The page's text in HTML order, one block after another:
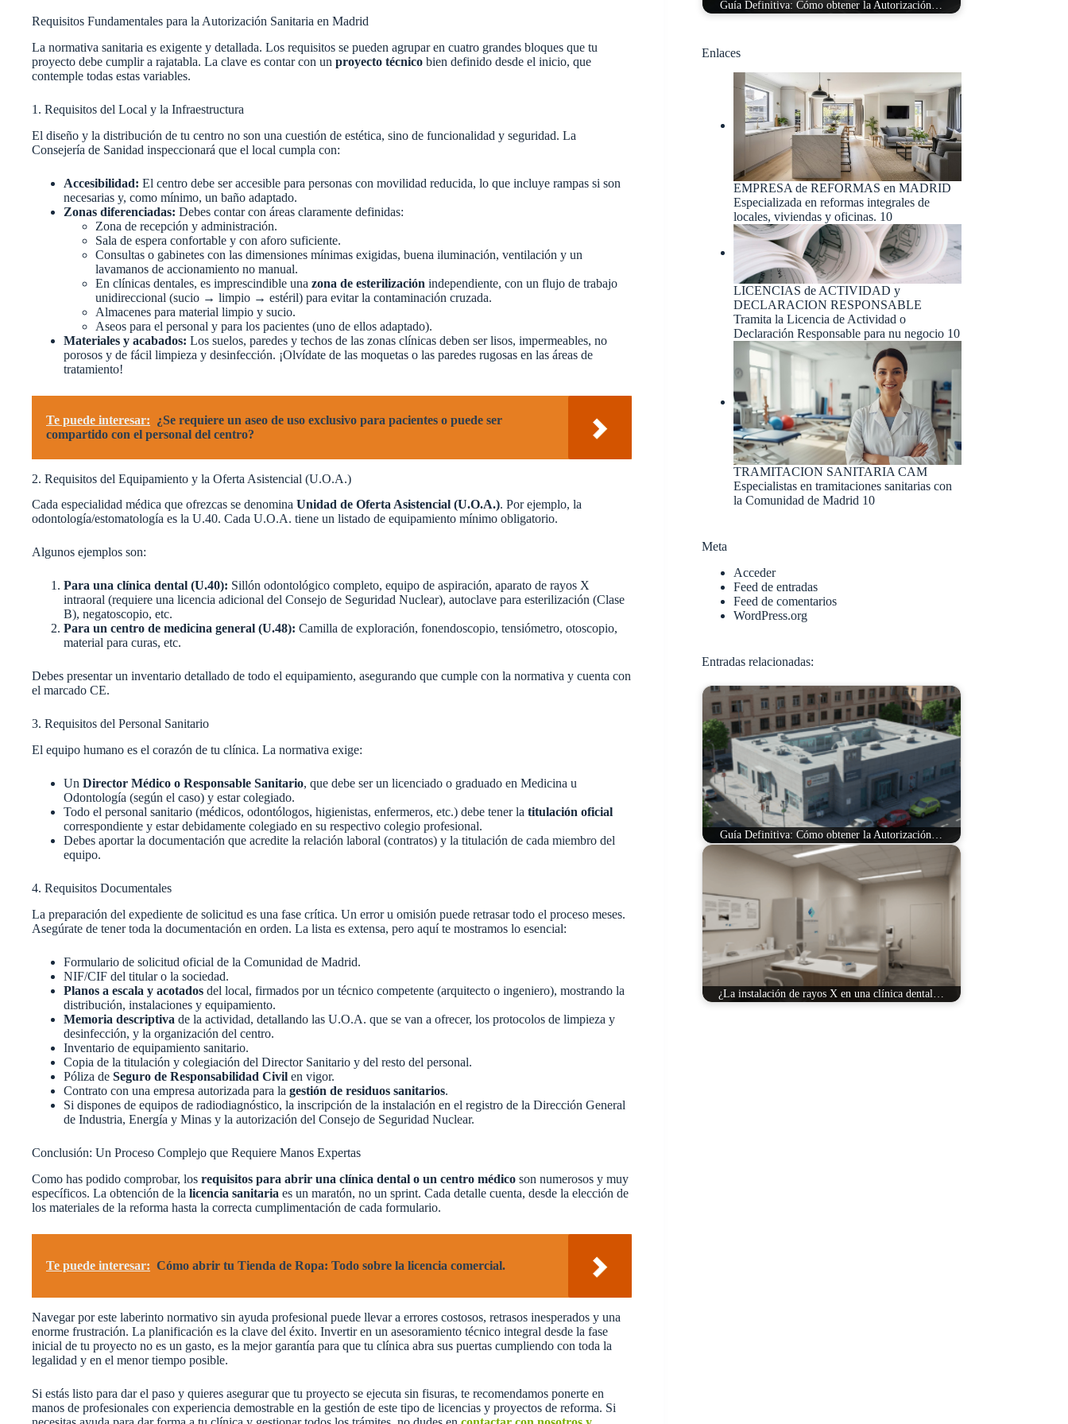
Requisitos Fundamentales para la Autorización Sanitaria en Madrid
La normativa sanitaria es exigente y detallada. Los requisitos se pueden agrupar en cuatro grandes bloques que tu
proyecto debe cumplir a rajatabla. La clave es contar con un proyecto técnico bien definido desde el inicio, que
contemple todas estas variables.
1. Requisitos del Local y la Infraestructura
El diseño y la distribución de tu centro no son una cuestión de estética, sino de funcionalidad y seguridad. La
Consejería de Sanidad inspeccionará que el local cumpla con:
Accesibilidad: El centro debe ser accesible para personas con movilidad reducida, lo que incluye rampas si son
necesarias y, como mínimo, un baño adaptado.
Zonas diferenciadas: Debes contar con áreas claramente definidas:
Zona de recepción y administración.
Sala de espera confortable y con aforo suficiente.
Consultas o gabinetes con las dimensiones mínimas exigidas, buena iluminación, ventilación y un
lavamanos de accionamiento no manual.
En clínicas dentales, es imprescindible una zona de esterilización independiente, con un flujo de trabajo
unidireccional (sucio → limpio → estéril) para evitar la contaminación cruzada.
Almacenes para material limpio y sucio.
Aseos para el personal y para los pacientes (uno de ellos adaptado).
Materiales y acabados: Los suelos, paredes y techos de las zonas clínicas deben ser lisos, impermeables, no
porosos y de fácil limpieza y desinfección. ¡Olvídate de las moquetas o las paredes rugosas en las áreas de
tratamiento!
Te puede interesar: ¿Se requiere un aseo de uso exclusivo para pacientes o puede ser
compartido con el personal del centro?
2. Requisitos del Equipamiento y la Oferta Asistencial (U.O.A.)
Cada especialidad médica que ofrezcas se denomina Unidad de Oferta Asistencial (U.O.A.). Por ejemplo, la
odontología/estomatología es la U.40. Cada U.O.A. tiene un listado de equipamiento mínimo obligatorio.
Algunos ejemplos son:
Para una clínica dental (U.40): Sillón odontológico completo, equipo de aspiración, aparato de rayos X
intraoral (requiere una licencia adicional del Consejo de Seguridad Nuclear), autoclave para esterilización (Clase
B), negatoscopio, etc.
Para un centro de medicina general (U.48): Camilla de exploración, fonendoscopio, tensiómetro, otoscopio,
material para curas, etc.
Debes presentar un inventario detallado de todo el equipamiento, asegurando que cumple con la normativa y cuenta con
el marcado CE.
3. Requisitos del Personal Sanitario
El equipo humano es el corazón de tu clínica. La normativa exige:
Un Director Médico o Responsable Sanitario, que debe ser un licenciado o graduado en Medicina u
Odontología (según el caso) y estar colegiado.
Todo el personal sanitario (médicos, odontólogos, higienistas, enfermeros, etc.) debe tener la titulación oficial
correspondiente y estar debidamente colegiado en su respectivo colegio profesional.
Debes aportar la documentación que acredite la relación laboral (contratos) y la titulación de cada miembro del
equipo.
4. Requisitos Documentales
La preparación del expediente de solicitud es una fase crítica. Un error u omisión puede retrasar todo el proceso meses.
Asegúrate de tener toda la documentación en orden. La lista es extensa, pero aquí te mostramos lo esencial:
Formulario de solicitud oficial de la Comunidad de Madrid.
NIF/CIF del titular o la sociedad.
Planos a escala y acotados del local, firmados por un técnico competente (arquitecto o ingeniero), mostrando la
distribución, instalaciones y equipamiento.
Memoria descriptiva de la actividad, detallando las U.O.A. que se van a ofrecer, los protocolos de limpieza y
desinfección, y la organización del centro.
Inventario de equipamiento sanitario.
Copia de la titulación y colegiación del Director Sanitario y del resto del personal.
Póliza de Seguro de Responsabilidad Civil en vigor.
Contrato con una empresa autorizada para la gestión de residuos sanitarios.
Si dispones de equipos de radiodiagnóstico, la inscripción de la instalación en el registro de la Dirección General
de Industria, Energía y Minas y la autorización del Consejo de Seguridad Nuclear.
Conclusión: Un Proceso Complejo que Requiere Manos Expertas
Como has podido comprobar, los requisitos para abrir una clínica dental o un centro médico son numerosos y muy
específicos. La obtención de la licencia sanitaria es un maratón, no un sprint. Cada detalle cuenta, desde la elección de
los materiales de la reforma hasta la correcta cumplimentación de cada formulario.
Te puede interesar: Cómo abrir tu Tienda de Ropa: Todo sobre la licencia comercial.
Navegar por este laberinto normativo sin ayuda profesional puede llevar a errores costosos, retrasos inesperados y una
enorme frustración. La planificación es la clave del éxito. Invertir en un asesoramiento técnico integral desde la fase
inicial de tu proyecto no es un gasto, es la mejor garantía para que tu clínica abra sus puertas cumpliendo con toda la
legalidad y en el menor tiempo posible.
Si estás listo para dar el paso y quieres asegurar que tu proyecto se ejecuta sin fisuras, te recomendamos ponerte en
manos de profesionales con experiencia demostrable en la gestión de este tipo de licencias y proyectos de reforma. Si
Guía Definitiva: Cómo obtener la Autorización…
Enlaces
EMPRESA de REFORMAS en MADRID
Especializada en reformas integrales de
locales, viviendas y oficinas. 10
LICENCIAS de ACTIVIDAD y
DECLARACION RESPONSABLE
Tramita la Licencia de Actividad o
Declaración Responsable para nu negocio 10
TRAMITACION SANITARIA CAM
Especialistas en tramitaciones sanitarias con
la Comunidad de Madrid 10
Meta
Acceder
Feed de entradas
Feed de comentarios
WordPress.org
Entradas relacionadas:
Guía Definitiva: Cómo obtener la Autorización…
¿La instalación de rayos X en una clínica dental…